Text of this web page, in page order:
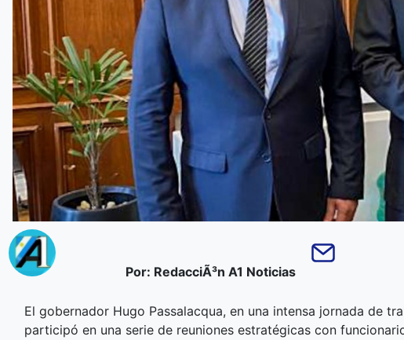
Por: RedacciÃ³n A1 Noticias
El gobernador Hugo Passalacqua, en una intensa jornada de
participó en una serie de reuniones estratégicas con